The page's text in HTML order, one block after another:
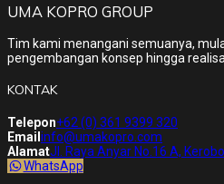
UMA KOPRO GROUP
Tim kami menangani semuanya,
pengembangan konsep hingga
KONTAK
Telepon+62 (0) 361 9399 320
Email info@umakopro.com
AlamatJl. Raya Anyar No.16 A,
WhatsApp